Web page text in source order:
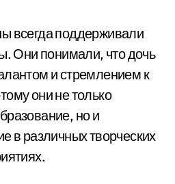
всегда поддерживали
Они понимали, что дочь
и стремлением к
они не только
но и
в различных творческих